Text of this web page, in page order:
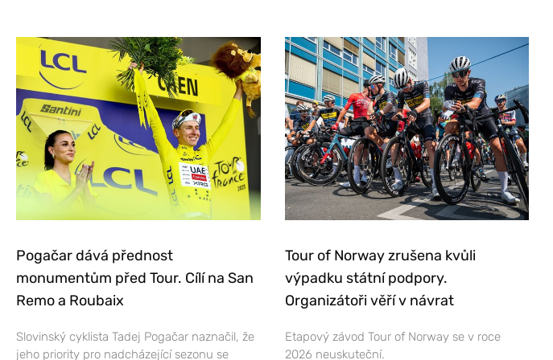
Pogačar dává přednost
monumentům před Tour. Cílí na San
Remo a Roubaix
Slovinský cyklista Tadej Pogačar naznačil, že
jeho priority pro nadcházející sezonu se
Tour of Norway zrušena kvůli
výpadku státní podpory.
Organizátoři věří v návrat
Etapový závod Tour of Norway se v roce
2026 neuskuteční.